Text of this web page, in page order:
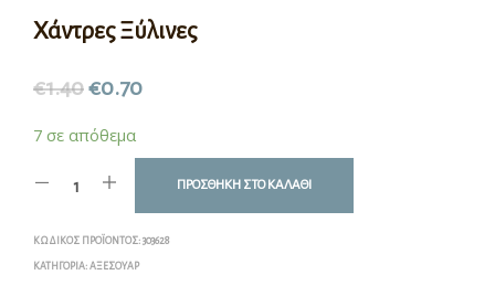
Χάντρες Ξύλινες
€1.40€0.70
7 σε απόθεμα
ΠΡΟΣΘΉΚΗ ΣΤΟ ΚΑΛΆΘΙ
ΚΩΔΙΚΌΣ ΠΡΟΪΌΝΤΟΣ: 303628
ΚΑΤΗΓΟΡΊΑ: ΑΞΕΣΟΥΆΡ